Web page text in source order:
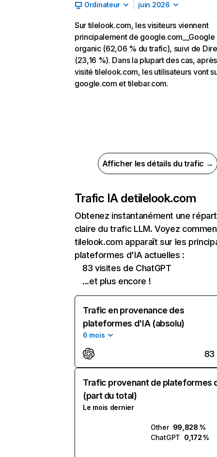
Ordinateur juin 2026
Sur tilelook.com, les visiteurs viennent
principalement de google.com__Google
organic (62,06 % du trafic), suivi de
(23,16 %). Dans la plupart des cas,
visité tilelook.com, les utilisateurs vont
google.com et tilebar.com.
Afficher les détails du trafic →
Trafic IA detilelook.com
Obtenez instantanément une
claire du trafic LLM. Voyez
tilelook.com apparaît sur les
plateformes d'IA actuelles :
83 visites de ChatGPT
...et plus encore !
Trafic en provenance des
plateformes d'IA (absolu)
6 mois
83
Trafic provenant de plateformes
(part du total)
Le mois dernier
Other 99,828 %
ChatGPT 0,172 %